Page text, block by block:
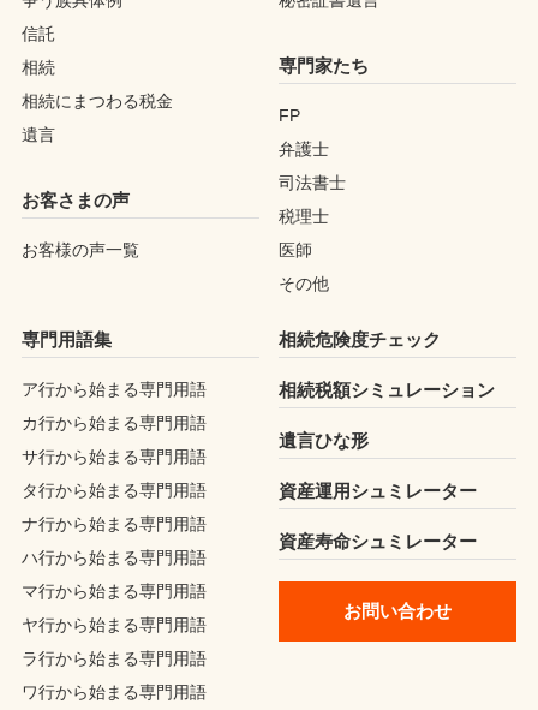
信託
相続
相続にまつわる税金
遺言
お客さまの声
お客様の声一覧
専門家たち
FP
弁護士
司法書士
税理士
医師
その他
専門用語集
ア行から始まる専門用語
カ行から始まる専門用語
サ行から始まる専門用語
タ行から始まる専門用語
ナ行から始まる専門用語
ハ行から始まる専門用語
マ行から始まる専門用語
ヤ行から始まる専門用語
ラ行から始まる専門用語
ワ行から始まる専門用語
相続危険度チェック
相続税額シミュレーション
遺言ひな形
資産運用シュミレーター
資産寿命シュミレーター
お問い合わせ